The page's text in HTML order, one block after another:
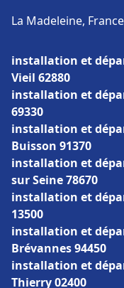
La Madeleine, France
installation et
Vieil 62880
installation et
69330
installation et
Buisson 91370
installation et
sur Seine 78670
installation et
13500
installation et
Brévannes 94450
installation et
Thierry 02400